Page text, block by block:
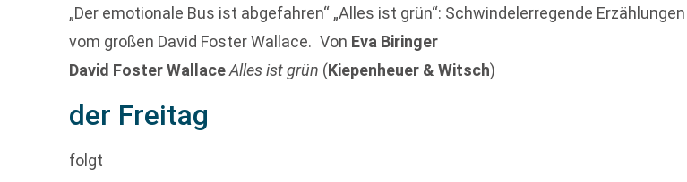
„Der emotionale Bus ist abgefahren“ „Alles ist grün“: Schwindelerregende Erzählungen
vom großen David Foster Wallace. Von Eva Biringer
David Foster Wallace Alles ist grün (Kiepenheuer & Witsch)
der Freitag
folgt